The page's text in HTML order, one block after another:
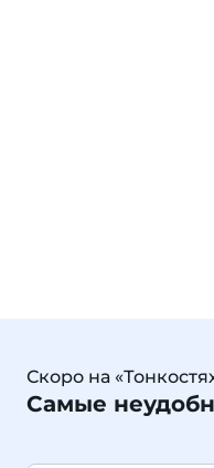
Скоро на
Самые